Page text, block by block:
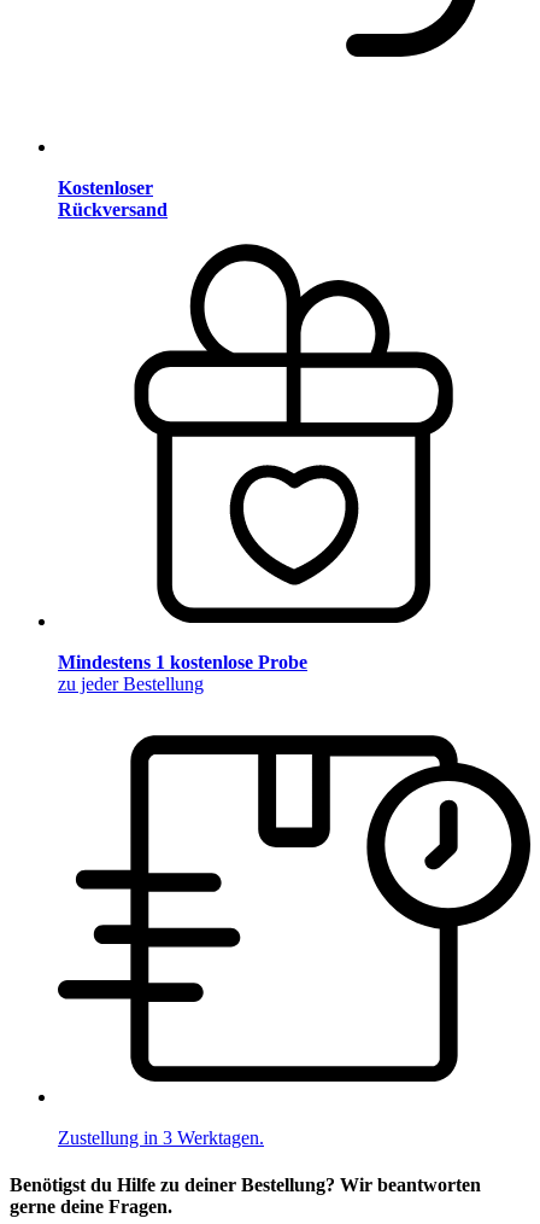
Kostenloser
Rückversand
Mindestens 1 kostenlose Probe
zu jeder Bestellung
Zustellung in 3 Werktagen.
Benötigst du Hilfe zu deiner Bestellung? Wir beantworten
gerne deine Fragen.